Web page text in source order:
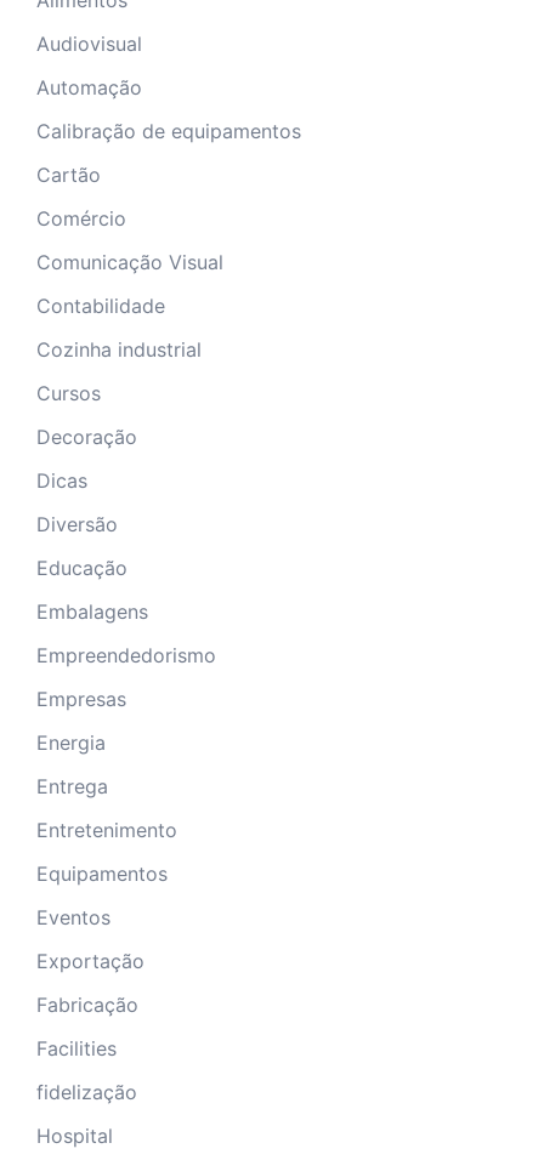
Audiovisual
Automação
Calibração de equipamentos
Cartão
Comércio
Comunicação Visual
Contabilidade
Cozinha industrial
Cursos
Decoração
Dicas
Diversão
Educação
Embalagens
Empreendedorismo
Empresas
Energia
Entrega
Entretenimento
Equipamentos
Eventos
Exportação
Fabricação
Facilities
fidelização
Hospital